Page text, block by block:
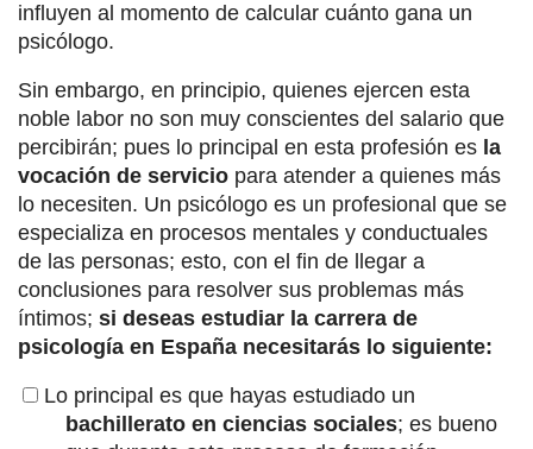
influyen al momento de calcular cuánto gana un
psicólogo.
Sin embargo, en principio, quienes ejercen esta
noble labor no son muy conscientes del salario que
percibirán; pues lo principal en esta profesión es la
vocación de servicio para atender a quienes más
lo necesiten. Un psicólogo es un profesional que se
especializa en procesos mentales y conductuales
de las personas; esto, con el fin de llegar a
conclusiones para resolver sus problemas más
íntimos; si deseas estudiar la carrera de
psicología en España necesitarás lo siguiente:
Lo principal es que hayas estudiado un
bachillerato en ciencias sociales; es bueno